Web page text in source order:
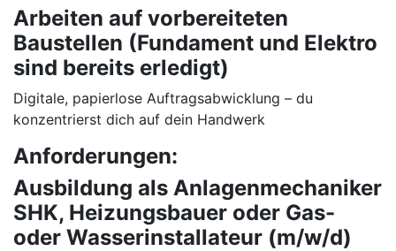
Arbeiten auf vorbereiteten
Baustellen (Fundament und Elektro
sind bereits erledigt)
Digitale, papierlose Auftragsabwicklung – du
konzentrierst dich auf dein Handwerk
Anforderungen:
Ausbildung als Anlagenmechaniker
SHK, Heizungsbauer oder Gas-
oder Wasserinstallateur (m/w/d)